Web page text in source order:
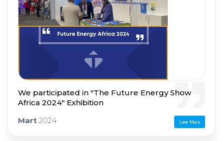
Lee Mas
We participated in "The Future Energy Show
Africa 2024" Exhibition
Mart 2024